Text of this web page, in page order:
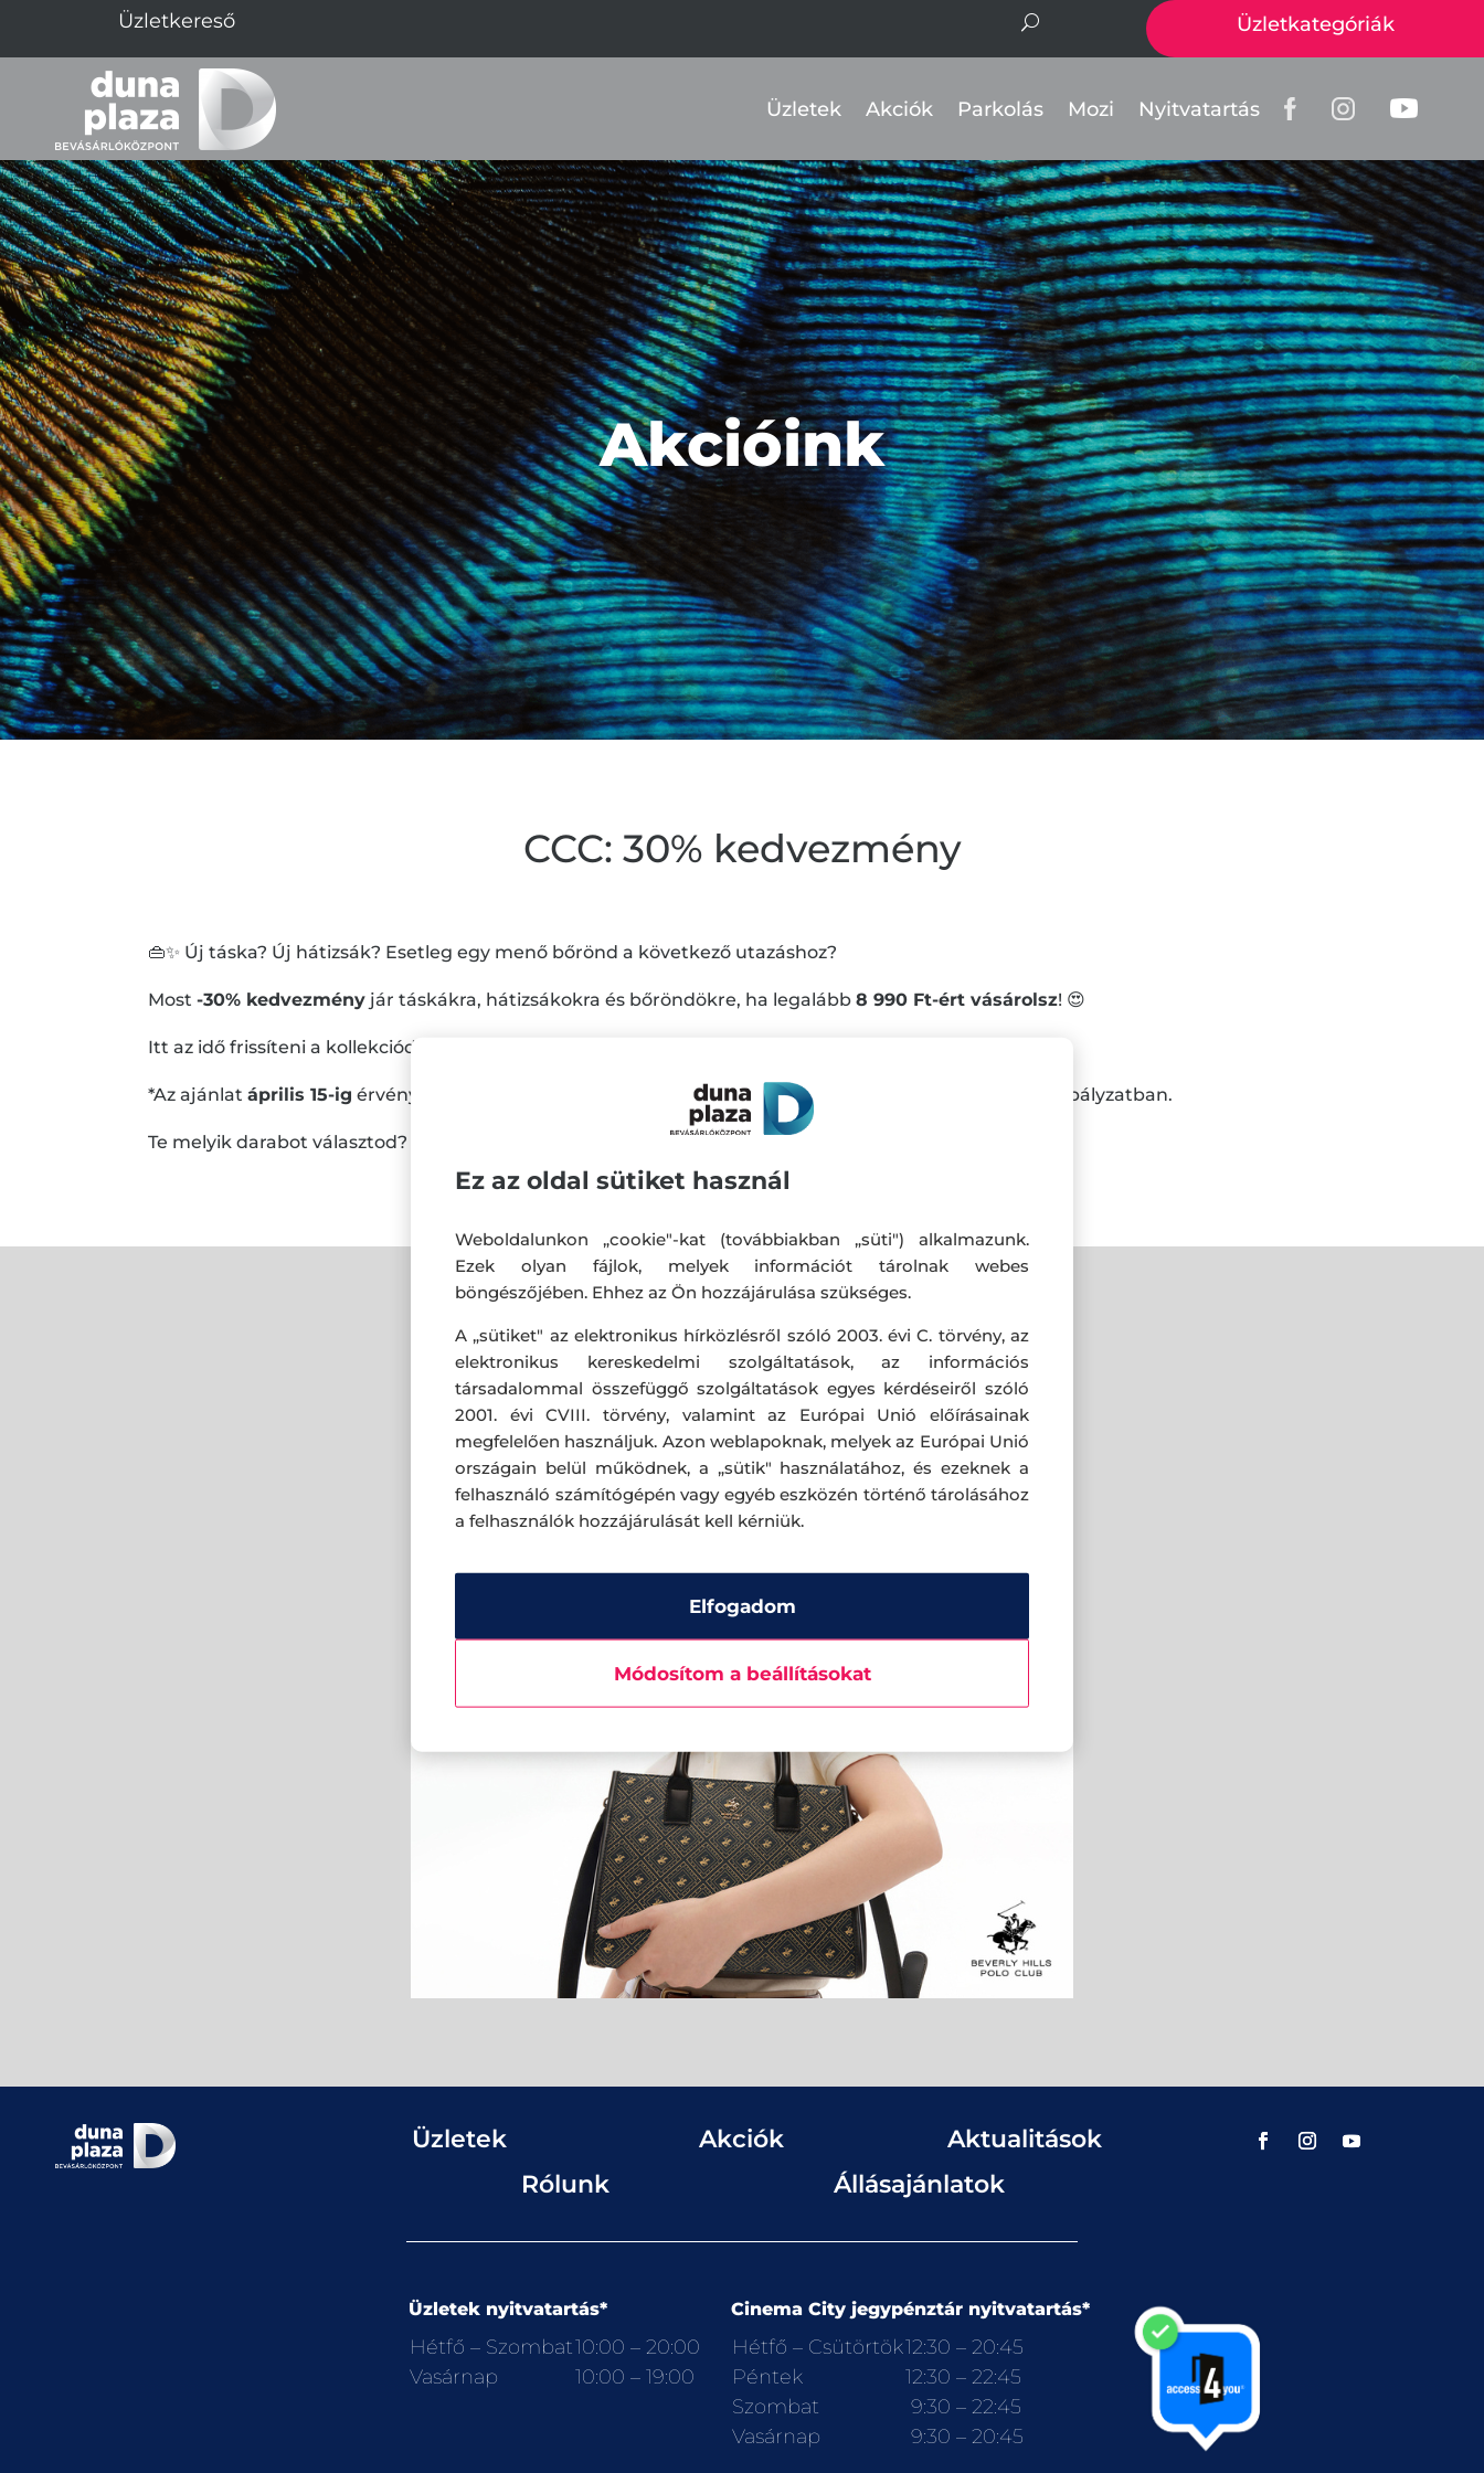
Üzletkategóriák
Üzletek Akciók Parkolás Mozi Nyitvatartás
Akcióink
CCC: 30% kedvezmény
👜✨ Új táska? Új hátizsák? Esetleg egy menő bőrönd a következő utazáshoz?
Most-30% kedvezmény jár táskákra, hátizsákokra és bőröndökre, ha legalább8 990 Ft-ért vásárolsz! 😍
Itt az idő frissíteni a kollekciódat – ne maradj le róla!
*Az ajánlatáprilis 15-ig érvényes! A GUESS JEANS márka termékeire nem vonatkozik. ⏳Részletek a szabályzatban.
Te melyik darabot választod? 👀
Üzletek Akciók
Aktualitások
Rólunk
Állásajánlatok
Üzletek nyitvatartás*
Hétfő – Szombat10:00 – 20:00
Vasárnap
10:00 – 19:00
Cinema City jegypénztár nyitvatartás*
Hétfő – Csütörtök12:30 – 20:45
Péntek
12:30 – 22:45
Szombat
9:30 – 22:45
Vasárnap
9:30 – 20:45
Ez az oldal sütiket használ
Weboldalunkon „cookie"-kat (továbbiakban „süti") alkalmazunk.
Ezek olyan fájlok, melyek információt tárolnak webes
böngészőjében. Ehhez az Ön hozzájárulása szükséges.
A „sütiket" az elektronikus hírközlésről szóló 2003. évi C. törvény, az
elektronikus kereskedelmi szolgáltatások, az információs
társadalommal összefüggő szolgáltatások egyes kérdéseiről szóló
2001. évi CVIII. törvény, valamint az Európai Unió előírásainak
megfelelően használjuk. Azon weblapoknak, melyek az Európai Unió
országain belül működnek, a „sütik" használatához, és ezeknek a
felhasználó számítógépén vagy egyéb eszközén történő tárolásához
a felhasználók hozzájárulását kell kérniük.
Elfogadom
Módosítom a beállításokat